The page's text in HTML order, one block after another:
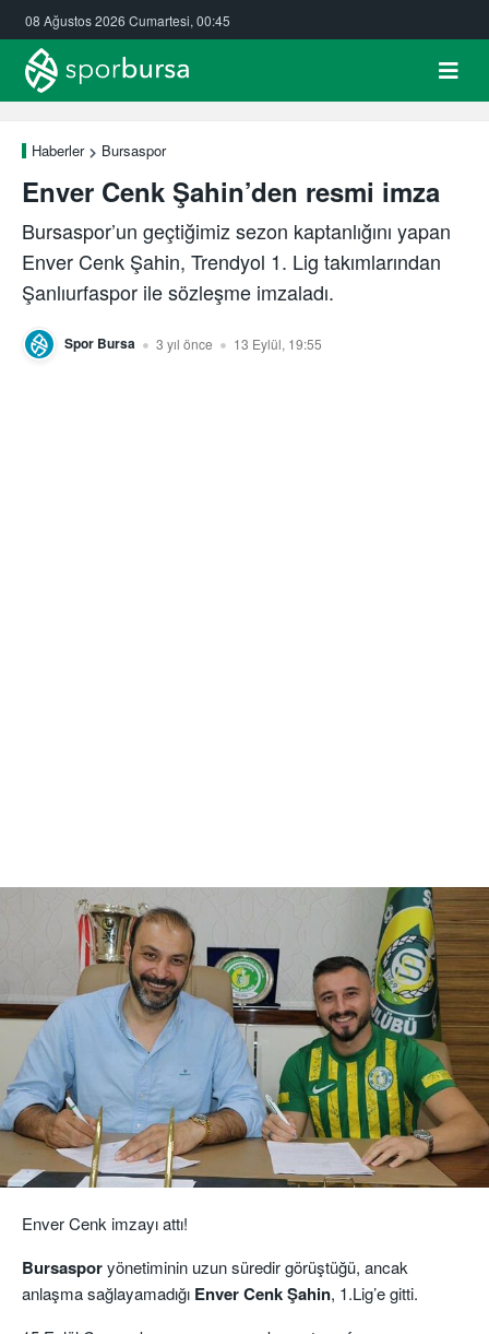
08 Ağustos 2026 Cumartesi, 00:45
Haberler Bursaspor
Enver Cenk Şahin’den resmi imza
Bursaspor’un geçtiğimiz sezon kaptanlığını yapan
Enver Cenk Şahin, Trendyol 1. Lig takımlarından
Şanlıurfaspor ile sözleşme imzaladı.
Spor Bursa 3 yıl önce 13 Eylül, 19:55
Enver Cenk imzayı attı!
Bursasporyönetiminin uzun süredir görüştüğü, ancak
anlaşma sağlayamadığı Enver Cenk Şahin, 1.Lig’e gitti.